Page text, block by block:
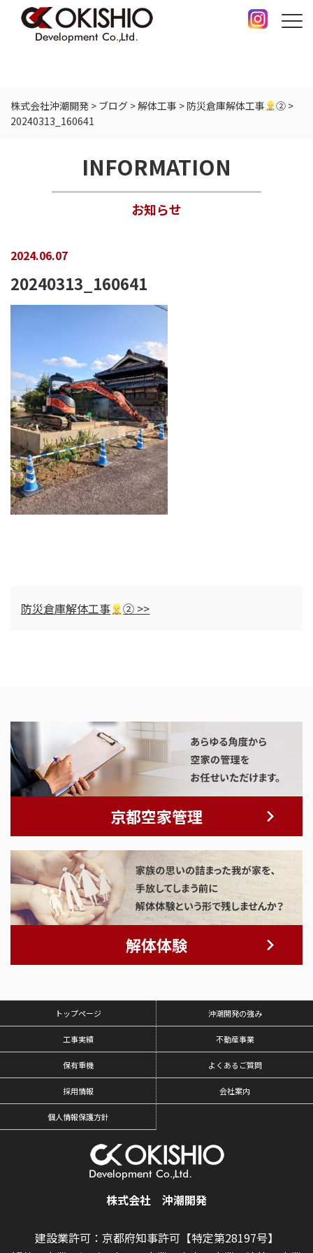
株式会社沖潮開発 > ブログ >解体工事 > 防災倉庫解体工事 ②>
20240313_160641
INFORMATION
お知らせ
2024.06.07
20240313_160641
防災倉庫解体工事 ② >>
京都空家管理
解体体験
トップページ 沖潮開発の強み
工事実績 不動産事業
保有重機 よくあるご質問
採用情報 会社案内
個人情報保護方針
株式会社 沖潮開発
建設業許可：京都府知事許可【特定第28197号】